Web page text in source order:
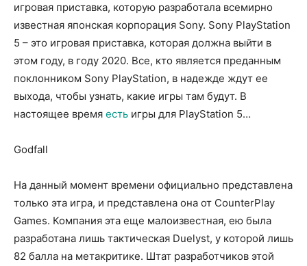
игровая приставка, которую разработала всемирно
известная японская корпорация Sony. Sony PlayStation
5 – это игровая приставка, которая должна выйти в
этом году, в году 2020. Все, кто является преданным
поклонником Sony PlayStation, в надежде ждут ее
выхода, чтобы узнать, какие игры там будут. В
настоящее время есть игры для PlayStation 5…
Godfall
На данный момент времени официально представлена
только эта игра, и представлена она от CounterPlay
Games. Компания эта еще малоизвестная, ею была
разработана лишь тактическая Duelyst, у которой лишь
82 балла на метакритике. Штат разработчиков этой